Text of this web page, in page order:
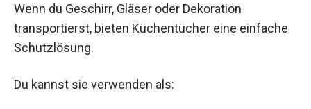
Wenn du Geschirr, Gläser oder Dekoration
transportierst, bieten Küchentücher eine einfache
Schutzlösung.
Du kannst sie verwenden als: